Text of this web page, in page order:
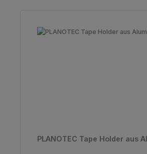
PLANOTEC Tape Holder aus